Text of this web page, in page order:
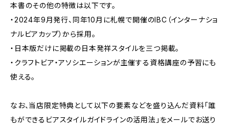
本書のその他の特徴は以下です。
・2024年9月発行、同年10月に札幌で開催のIBC（インターナショ
ナルビアカップ）から採用。
・日本版だけに掲載の日本発祥スタイルを三つ掲載。
・クラフトビア・アソシエーションが主催する資格講座の予習にも
使える。
なお、当店限定特典として以下の要素などを盛り込んだ資料「誰
もができるビアスタイルガイドラインの活用法」をメールでお送り